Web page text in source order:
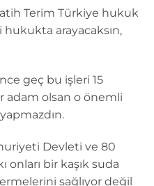
Terim Türkiye hukuk
arayacaksın,
geç bu işleri 15
adam olsan o önemli
Devleti ve 80
onları bir kaşık suda
sağlıyor değil